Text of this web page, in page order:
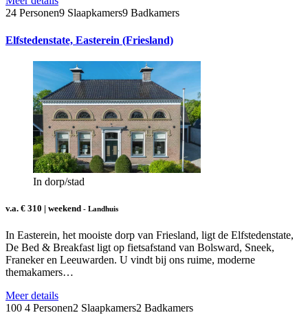
24 Personen9 Slaapkamers9 Badkamers
Elfstedenstate, Easterein (Friesland)
In dorp/stad
v.a. € 310 | weekend - Landhuis
In Easterein, het mooiste dorp van Friesland, ligt de Elfstedenstate,
De Bed & Breakfast ligt op fietsafstand van Bolsward, Sneek,
Franeker en Leeuwarden. U vindt bij ons ruime, moderne
themakamers…
Meer details
100 4 Personen2 Slaapkamers2 Badkamers